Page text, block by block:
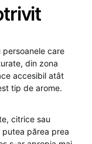
care
din zona
accesibil atât
tip de arome.
citrice sau
părea prea